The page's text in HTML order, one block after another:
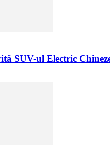
SUV-ul Electric